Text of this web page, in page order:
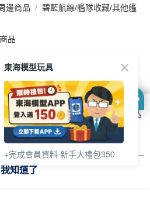
邊商品
碧藍航線/艦隊收藏/其他艦
品
網站使用 cookie 方式之詳情，及若您不希
電腦的 cookie 設定，請參閱本網站「
隱私
用本網站即表示您同意本公司得按本網站使
我知道了
東海模型玩具
+完成會員資料 新手大禮包350